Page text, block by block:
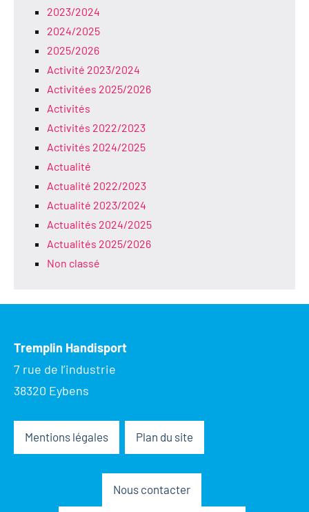
2023/2024
2024/2025
2025/2026
Activité 2023/2024
Activitées 2025/2026
Activités
Activités 2022/2023
Activités 2024/2025
Actualité
Actualité 2022/2023
Actualité 2023/2024
Actualités 2024/2025
Actualités 2025/2026
Non classé
Tremplin Handisport
7 rue de l’industrie
38320 Eybens
Mentions légales Plan du site
Nous contacter